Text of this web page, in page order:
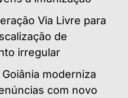
Via Livre para
de
irregular
moderniza
com novo